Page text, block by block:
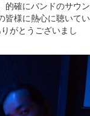
的確にバンドのサウン
皆様に熱心に聴いてい
がとうございまし